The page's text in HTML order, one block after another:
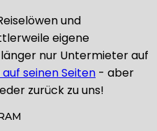
und
eigene
nur Untermieter auf
seinen Seiten - aber
zurück zu uns!